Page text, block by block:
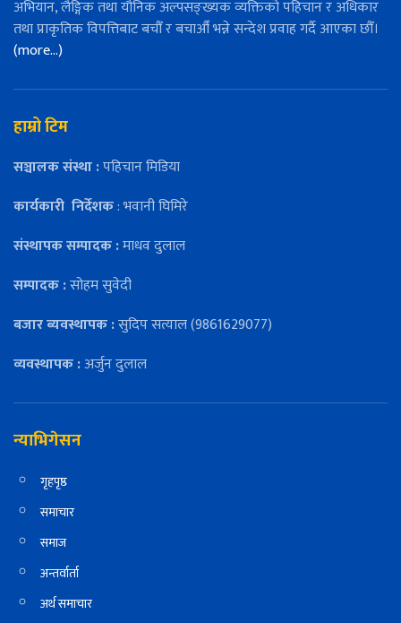
अभियान, लैङ्गिक तथा यौनिक अल्पसङ्ख्यक व्यक्तिको पहिचान र अधिकार
तथा प्राकृतिक विपत्तिबाट बचौँ र बचाऔँ भन्ने सन्देश प्रवाह गर्दै आएका छौँ।
(more…)
हाम्रो टिम
सञ्चालक संस्था :पहिचान मिडिया
कार्यकारी निर्देशक: भवानी घिमिरे
संस्थापक सम्पादक :माधव दुलाल
सम्पादक :सोहम सुवेदी
बजार ब्यवस्थापक :सुदिप सत्याल (9861629077)
व्यवस्थापक :अर्जुन दुलाल
न्याभिगेसन
गृहपृष्ठ
समाचार
समाज
अन्तर्वार्ता
अर्थ समाचार